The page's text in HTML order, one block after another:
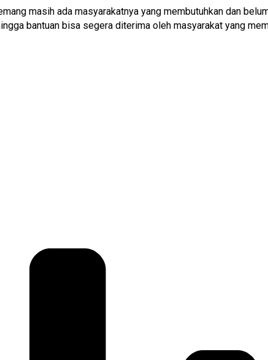
masih ada masyarakatnya yang membutuhkan dan
bantuan bisa segera diterima oleh masyarakat yang